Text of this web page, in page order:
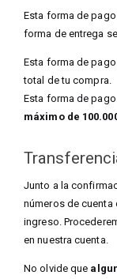
Esta forma de
forma de entrega
Esta forma de
total de tu compra.
Esta forma de
máximo de
Junto a la
números de cuenta
ingreso.
en nuestra cuenta.
No olvide que